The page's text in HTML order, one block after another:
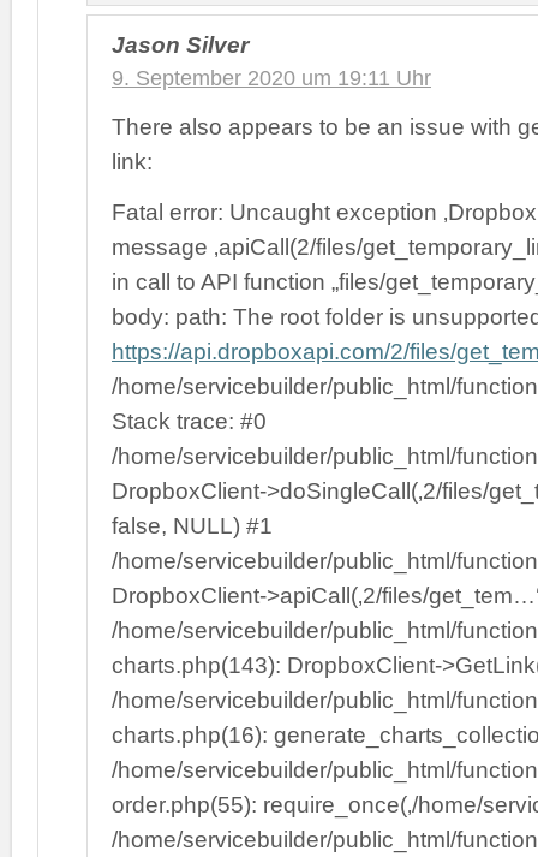
Jason Silver
9. September 2020 um 19:11 Uhr
There also appears to be an issue with
link:
Fatal error: Uncaught exception
message ‚apiCall(2/files/
in call to API function „files/
body: path: The root folder is
https://api.dropboxapi.com/2/files/
/home/servicebuilder/public_html/
Stack trace: #0
/home/servicebuilder/public_html/
DropboxClient->doSingleCall(‚2/files/
false, NULL) #1
/home/servicebuilder/public_html/
DropboxClient->apiCall(‚2/files/
/home/servicebuilder/public_html/
charts.php(143): DropboxClient-
/home/servicebuilder/public_html/
charts.php(16):
/home/servicebuilder/public_html/
order.php(55): require_once(‚/home/
/home/servicebuilder/public_html/